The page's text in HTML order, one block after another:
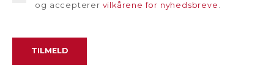
og accepterer vilkårene for nyhedsbreve .